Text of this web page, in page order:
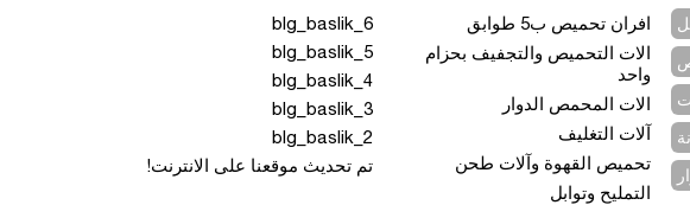
blg_baslik_6
blg_baslik_5
blg_baslik_4
blg_baslik_3
blg_baslik_2
تم تحديث موقعنا على الانترنت!
افران تحميص ب5 طوابق
الات التحميص والتجفيف بحزام
واحد
الات المحمص الدوار
آلات التغليف
تحميص القهوة وآلات طحن
التمليح وتوابل